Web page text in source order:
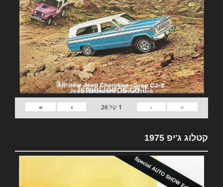
«
‹
1 של26
›
»
קטלוג ג'יפ 1975